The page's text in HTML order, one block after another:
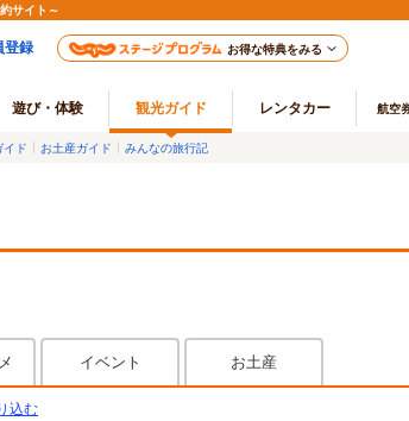
サイト～
登録 お得な特典をみる
遊び・体験 観光ガイド レンタカー 航空
イド お土産ガイド みんなの旅行記
イベント お土産
込む